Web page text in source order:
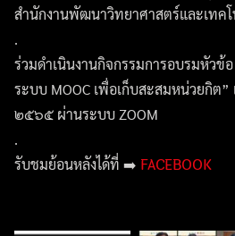
สำนักงานพัฒนาวิทยาศาสตร์และเทค
.
ร่วมดำเนินงานกิจกรรมการอบรมหัวข้
ระบบ MOOC เพื่อเก็บสะสมหน่วยกิต
๒๕๖๕ ผ่านระบบ ZOOM
.
รับชมย้อนหลังได้ที่ ➡️ FACEBOOK